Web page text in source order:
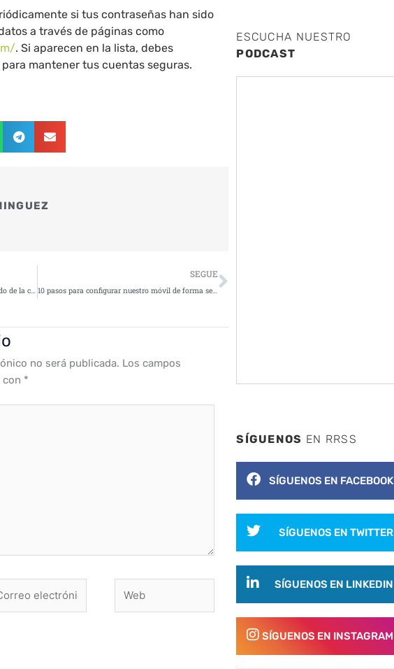
si tus contraseñas han sido
a través de páginas como
. Si aparecen en la lista, debes
mantener tus cuentas seguras.
ChatGPT, un arma de doble filo en el mundo de la ciberseguridad
SEGUE
10 pasos para configurar nuestro móvil de forma segura y tenerlo protegido en caso de pérdida o robo
Siguiente
no será publicada. Los campos
con *
ESCUCHA NUESTRO
PODCAST
SÍGUENOS EN RRSS
SÍGUENOS EN FACEBOOK
SÍGUENOS EN TWITTER
SÍGUENOS EN LINKEDIN
SÍGUENOS EN INSTAGRAM